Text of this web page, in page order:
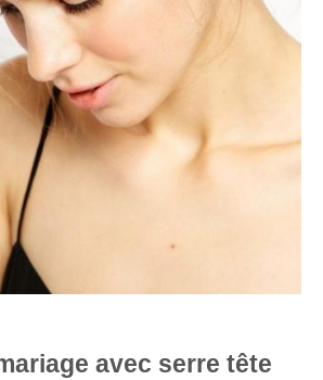
avec serre tête